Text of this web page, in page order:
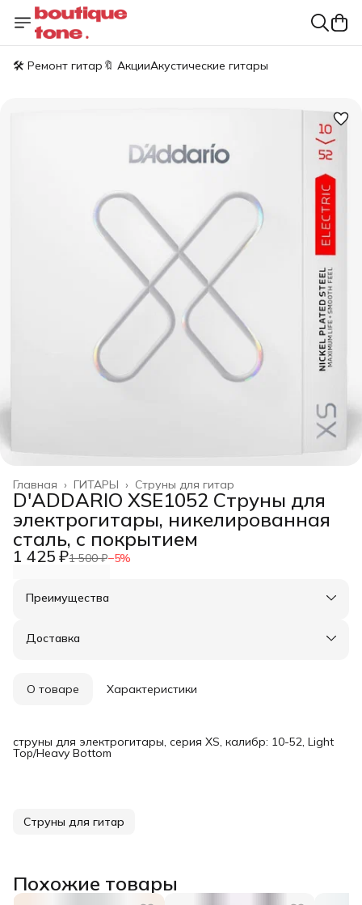
🛠️ Ремонт гитар 🔖 АкцииАкустические гитары
Струны для гитар
ГИТАРЫ ›
Главная ›
D'ADDARIO XSE1052 Струны для
электрогитары, никелированная
сталь, с покрытием
1 425 ₽1 500 ₽−5%
Преимущества
Оплата частями в Сплит
Удобный возврат
Доставка
О товаре Характеристики
струны для электрогитары, серия XS, калибр: 10-52, Light
Top/Heavy Bottom
Струны для гитар
Похожие товары